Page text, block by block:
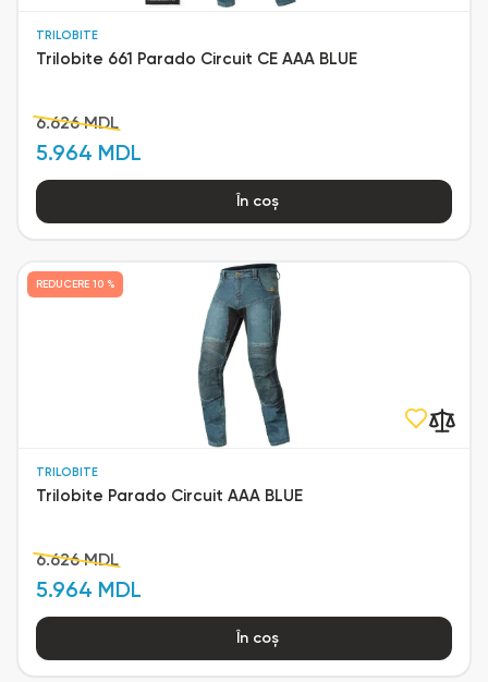
TRILOBITE
Trilobite 661 Parado Circuit CE AAA BLUE
6.626 MDL
5.964 MDL
În coș
TRILOBITE
Trilobite Parado Circuit AAA BLUE
6.626 MDL
5.964 MDL
REDUCERE 10 %
În coș